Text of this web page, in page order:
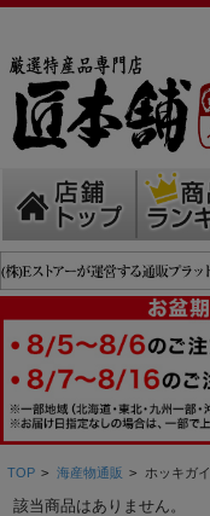
TOP > 海産物通販 > ホッキガイ
該当商品はありません。